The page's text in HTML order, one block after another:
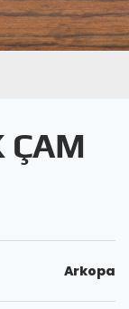
ÇAM
Arkopa